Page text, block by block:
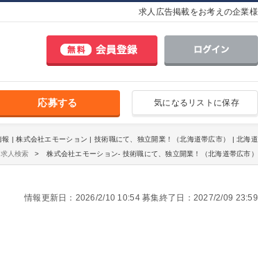
求人広告掲載をお考えの企業様
気になるリストに保存
応募する
報 | 株式会社エモーション | 技術職にて、独立開業！（北海道帯広市） | 北海道
求人検索 株式会社エモーション- 技術職にて、独立開業！（北海道帯広市）
情報更新日：2026/2/10 10:54 募集終了日：2027/2/09 23:59